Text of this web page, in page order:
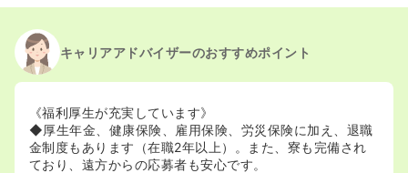
2020/09/17正看護師を休止中
キャリアアドバイザーのおすすめポイント
《福利厚生が充実しています》
◆厚生年金、健康保険、雇用保険、労災保険に加え、退職
金制度もあります（在職2年以上）。また、寮も完備され
ており、遠方からの応募者も安心です。